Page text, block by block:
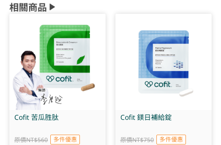
相關商品
Cofit 苦瓜胜肽
原價NT$560 多件優惠
Cofit 鎂日補給錠
原價NT$750 多件優惠